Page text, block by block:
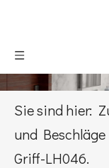
Sie sind hier:
und Beschläge
Griff-LH046.